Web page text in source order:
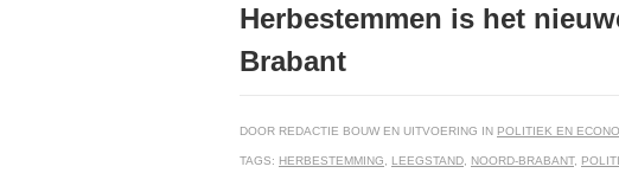
Herbestemmen is het
Brabant
DOOR REDACTIE BOUW EN UITVOERING IN POLITIEK EN
TAGS: HERBESTEMMING LEEGSTAND NOORD-BRABANT,